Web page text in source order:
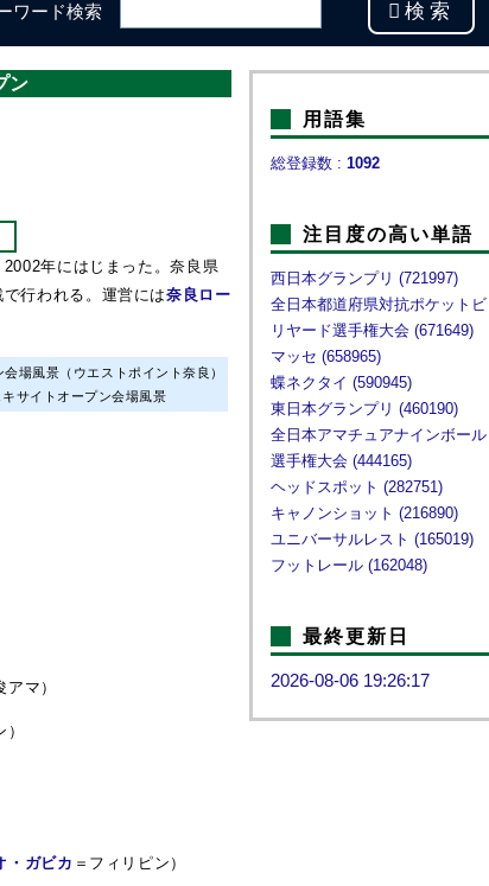
ワード検索
ン
2002年にはじまった。奈良県
で行われる。運営には奈良ロー
サイトオープン会場風景
マ）
・ガビカ ＝フィリピン）
用語集
総登録数 : 1092
注目度の高い単語
西日本グランプリ (721997)
全日本都道府県対抗ポケットビ
リヤード選手権大会 (671649)
マッセ (658965)
蝶ネクタイ (590945)
東日本グランプリ (460190)
全日本アマチュアナインボール
選手権大会 (444165)
ヘッドスポット (282751)
キャノンショット (216890)
ユニバーサルレスト (165019)
フットレール (162048)
最終更新日
2026-08-06 19:26:17